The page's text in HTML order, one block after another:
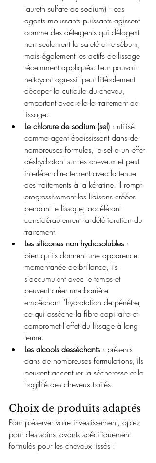
laureth sulfate de sodium) : ces
agents moussants puissants agissent
comme des détergents qui délogent
non seulement la saleté et le sébum,
mais également les actifs de lissage
récemment appliqués. Leur pouvoir
nettoyant agressif peut littéralement
décaper la cuticule du cheveu,
emportant avec elle le traitement de
lissage.
Le chlorure de sodium (sel) : utilisé
comme agent épaississant dans de
nombreuses formules, le sel a un effet
déshydratant sur les cheveux et peut
interférer directement avec la tenue
des traitements à la kératine. Il rompt
progressivement les liaisons créées
pendant le lissage, accélérant
considérablement la détérioration du
traitement.
Les silicones non hydrosolubles :
bien qu'ils donnent une apparence
momentanée de brillance, ils
s'accumulent avec le temps et
peuvent créer une barrière
empêchant l'hydratation de pénétrer,
ce qui assèche la fibre capillaire et
compromet l'effet du lissage à long
terme.
Les alcools desséchants : présents
dans de nombreuses formulations, ils
peuvent accentuer la sécheresse et la
fragilité des cheveux traités.
Choix de produits adaptés
Pour préserver votre investissement, optez
pour des soins lavants spécifiquement
formulés pour les cheveux lissés :